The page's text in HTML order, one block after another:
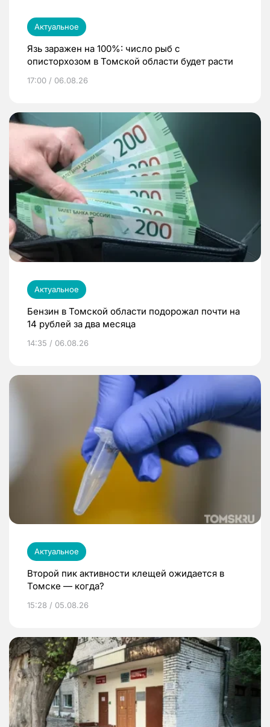
Актуальное
Язь заражен на 100%: число рыб с
описторхозом в Томской области будет расти
17:00 / 06.08.26
Актуальное
Бензин в Томской области подорожал почти на
14 рублей за два месяца
14:35 / 06.08.26
Актуальное
Второй пик активности клещей ожидается в
Томске — когда?
15:28 / 05.08.26